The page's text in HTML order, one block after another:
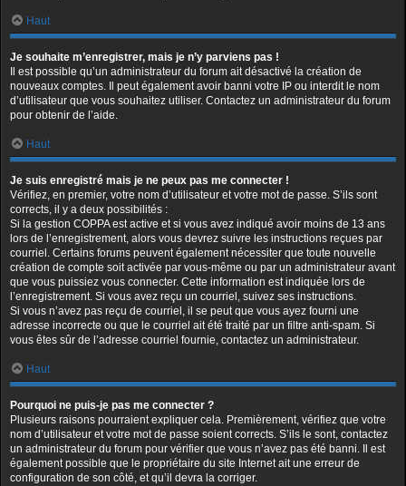
Haut
Je souhaite m’enregistrer, mais je n’y parviens pas !
Il est possible qu’un administrateur du forum ait désactivé la création de
nouveaux comptes. Il peut également avoir banni votre IP ou interdit le nom
d’utilisateur que vous souhaitez utiliser. Contactez un administrateur du forum
pour obtenir de l’aide.
Haut
Je suis enregistré mais je ne peux pas me connecter !
Vérifiez, en premier, votre nom d’utilisateur et votre mot de passe. S’ils sont
corrects, il y a deux possibilités :
Si la gestion COPPA est active et si vous avez indiqué avoir moins de 13 ans
lors de l’enregistrement, alors vous devrez suivre les instructions reçues par
courriel. Certains forums peuvent également nécessiter que toute nouvelle
création de compte soit activée par vous-même ou par un administrateur avant
que vous puissiez vous connecter. Cette information est indiquée lors de
l’enregistrement. Si vous avez reçu un courriel, suivez ses instructions.
Si vous n’avez pas reçu de courriel, il se peut que vous ayez fourni une
adresse incorrecte ou que le courriel ait été traité par un filtre anti-spam. Si
vous êtes sûr de l’adresse courriel fournie, contactez un administrateur.
Haut
Pourquoi ne puis-je pas me connecter ?
Plusieurs raisons pourraient expliquer cela. Premièrement, vérifiez que votre
nom d’utilisateur et votre mot de passe soient corrects. S’ils le sont, contactez
un administrateur du forum pour vérifier que vous n’avez pas été banni. Il est
également possible que le propriétaire du site Internet ait une erreur de
configuration de son côté, et qu’il devra la corriger.